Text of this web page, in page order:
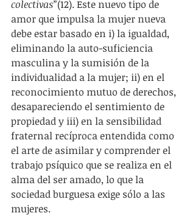
colectivas”(12). Este nuevo tipo de
amor que impulsa la mujer nueva
debe estar basado en i) la igualdad,
eliminando la auto-suficiencia
masculina y la sumisión de la
individualidad a la mujer; ii) en el
reconocimiento mutuo de derechos,
desapareciendo el sentimiento de
propiedad y iii) en la sensibilidad
fraternal recíproca entendida como
el arte de asimilar y comprender el
trabajo psíquico que se realiza en el
alma del ser amado, lo que la
sociedad burguesa exige sólo a las
mujeres.